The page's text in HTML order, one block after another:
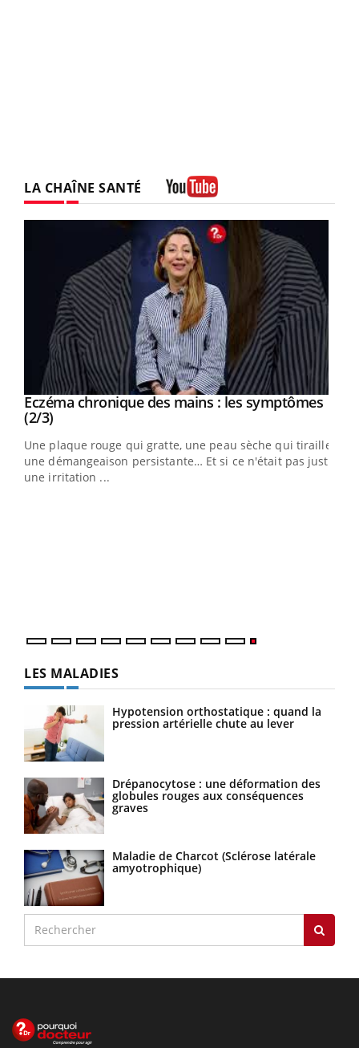
LA CHAÎNE SANTÉ
Youtube
Eczéma chronique des mains : les symptômes
(2/3)Youtube
Une plaque rouge qui gratte, une peau sèche qui tiraille,
une démangeaison persistante… Et si ce n'était pas juste
une irritation ...
LES MALADIES
Hypotension orthostatique : quand la
pression artérielle chute au lever
Drépanocytose : une déformation des
globules rouges aux conséquences
graves
Maladie de Charcot (Sclérose latérale
amyotrophique)